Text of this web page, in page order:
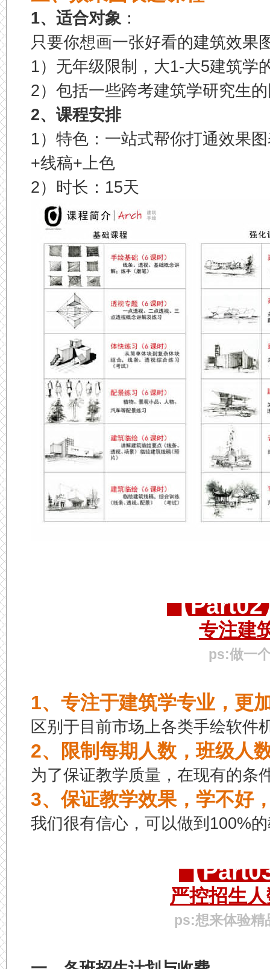
1、适合对象 ：
只要你想画一张好看的建筑效果
1）无年级限制，大1-大5建筑学
2）包括一些跨考建筑学研究生
2、课程安排
1）特色：一站式帮你打通效果
+线稿+上色
2）时长：15天
【
专注建
ps:做一
1、专注于建筑学专业，更
区别于目前市场上各类手绘软件
2、限制每期人数，班级人
为了保证教学质量，在现有的条
3、保证教学效果，学不好
我们很有信心，可以做到100%
【
严控招生
ps:想来体验精